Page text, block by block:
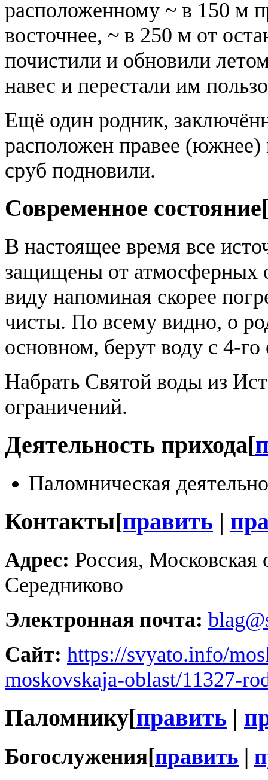
расположенному ~ в 150 м
восточнее, ~ в 250 м от
почистили и обновили
навес и перестали им
Ещё один родник,
расположен правее
сруб подновили.
Современное состояние
В настоящее время все
защищены от атмосферных
виду напоминая скорее
чисты. По всему видно, о
основном, берут воду с 4-
Набрать Святой воды из
ограничений.
Деятельность прихода[
Паломническая
Контакты[править |
Адрес: Россия, Московская
Середниково
Электронная почта:
Сайт: https://svyato.info/
moskovskaja-oblast/11327-
Паломнику[править |
Богослужения[править |